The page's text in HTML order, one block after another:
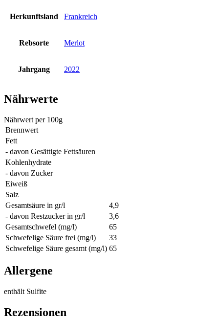
Herkunftsland Frankreich
Rebsorte Merlot
Jahrgang 2022
Nährwerte
Nährwert per 100g
Brennwert
Fett
- davon Gesättigte Fettsäuren
Kohlenhydrate
- davon Zucker
Eiweiß
Salz
Gesamtsäure in gr/l
4,9
- davon Restzucker in gr/l
3,6
Gesamtschwefel (mg/l)
65
Schwefelige Säure frei (mg/l)
33
Schwefelige Säure gesamt (mg/l) 65
Allergene
enthält Sulfite
Rezensionen